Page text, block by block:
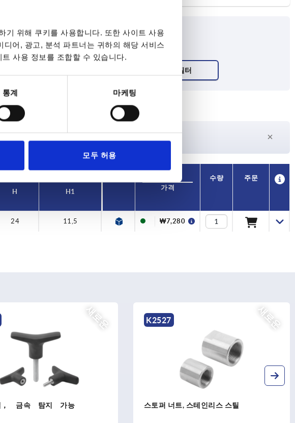
기 위해 쿠키를 사용합니다. 또한 사이트 사용
어, 광고, 분석 파트너는 귀하의 해당 서비스
사용 정보를 조합할 수 있습니다.
통계 마케팅
모두 허용
7~9 영업일
27일 이상
10-26 캘린더 일수
현재 재고 없음
H H1
가격
수량 주문
24 11,5 ₩7,280
새로운
， 금속 탐지 가능
새로운
K2527
스토퍼 너트, 스테인리스 스틸